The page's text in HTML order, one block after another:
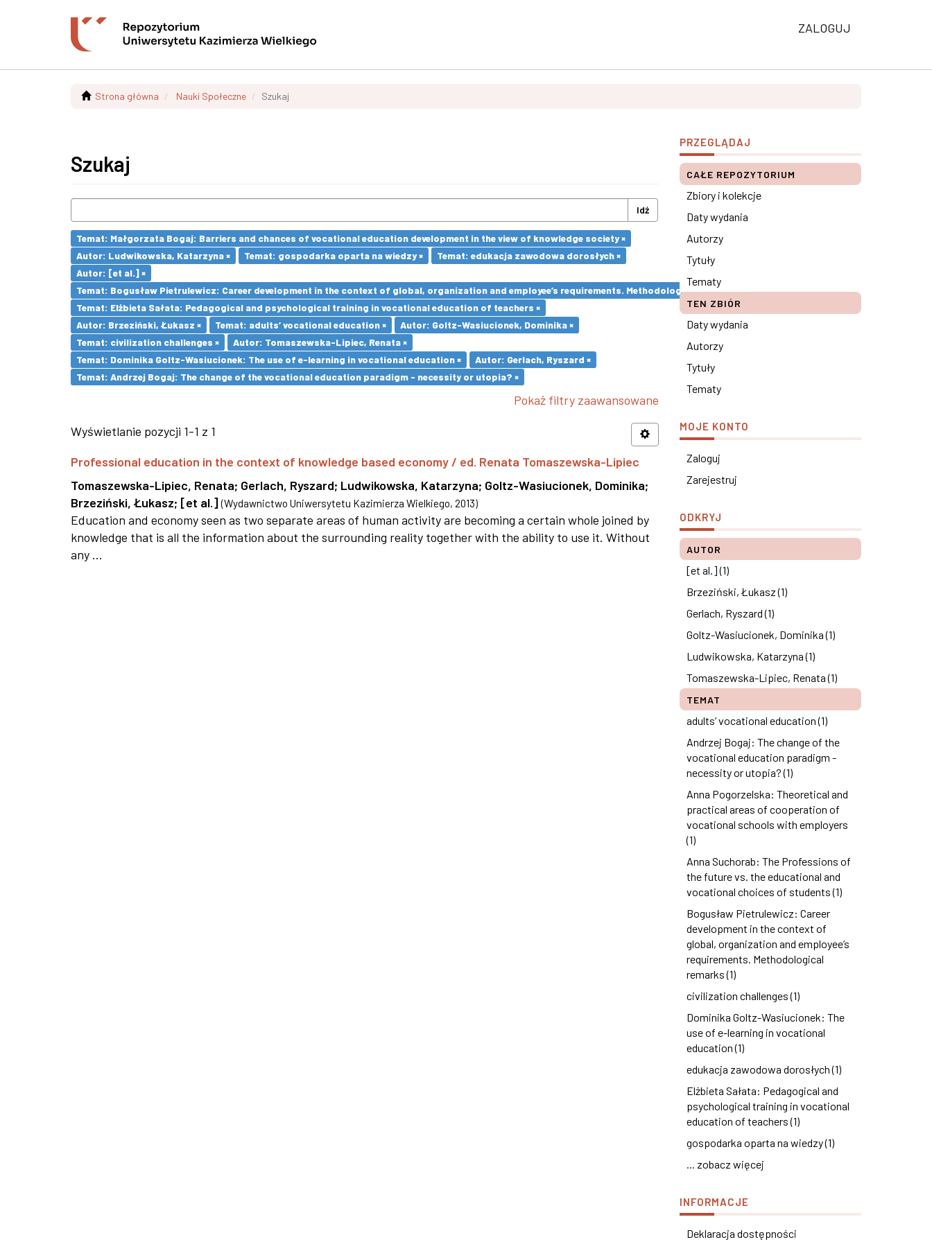
ZALOGUJ
Strona główna Nauki Społeczne Szukaj
Szukaj
Idź
Temat: Małgorzata Bogaj: Barriers and chances of vocational education development in the view of knowledge society ×
Autor: Ludwikowska, Katarzyna ×
Temat: gospodarka oparta na wiedzy ×
Temat: edukacja zawodowa dorosłych ×
Autor: [et al.] ×
Temat: Bogusław Pietrulewicz: Career development in the context of global, organization and employee’s requirements. Methodological remarks ×
Temat: Elżbieta Sałata: Pedagogical and psychological training in vocational education of teachers ×
Autor: Brzeziński, Łukasz ×
Temat: adults’ vocational education ×
Autor: Goltz-Wasiucionek, Dominika ×
Temat: civilization challenges ×
Autor: Tomaszewska-Lipiec, Renata ×
Temat: Dominika Goltz-Wasiucionek: The use of e-learning in vocational education ×
Autor: Gerlach, Ryszard ×
Temat: Andrzej Bogaj: The change of the vocational education paradigm - necessity or utopia? ×
Pokaż filtry zaawansowane
Wyświetlanie pozycji 1-1 z 1
Professional education in the context of knowledge based economy / ed. Renata Tomaszewska-Lipiec
Tomaszewska-Lipiec, Renata; Gerlach, Ryszard; Ludwikowska, Katarzyna; Goltz-Wasiucionek, Dominika;
Brzeziński, Łukasz; [et al.] (Wydawnictwo Uniwersytetu Kazimierza Wielkiego, 2013)
Education and economy seen as two separate areas of human activity are becoming a certain whole joined by
knowledge that is all the information about the surrounding reality together with the ability to use it. Without
any ...
PRZEGLĄDAJ
CAŁE REPOZYTORIUM
Zbiory i kolekcje
Daty wydania
Autorzy
Tytuły
Tematy
TEN ZBIÓR
Daty wydania
Autorzy
Tytuły
Tematy
MOJE KONTO
Zaloguj
Zarejestruj
ODKRYJ
AUTOR
[et al.] (1)
Brzeziński, Łukasz (1)
Gerlach, Ryszard (1)
Goltz-Wasiucionek, Dominika (1)
Ludwikowska, Katarzyna (1)
Tomaszewska-Lipiec, Renata (1)
TEMAT
adults’ vocational education (1)
Andrzej Bogaj: The change of the
vocational education paradigm -
necessity or utopia? (1)
Anna Pogorzelska: Theoretical and
practical areas of cooperation of
vocational schools with employers
(1)
Anna Suchorab: The Professions of
the future vs. the educational and
vocational choices of students (1)
Bogusław Pietrulewicz: Career
development in the context of
global, organization and employee’s
requirements. Methodological
remarks (1)
civilization challenges (1)
Dominika Goltz-Wasiucionek: The
use of e-learning in vocational
education (1)
edukacja zawodowa dorosłych (1)
Elżbieta Sałata: Pedagogical and
psychological training in vocational
education of teachers (1)
gospodarka oparta na wiedzy (1)
... zobacz więcej
INFORMACJE
Deklaracja dostępności